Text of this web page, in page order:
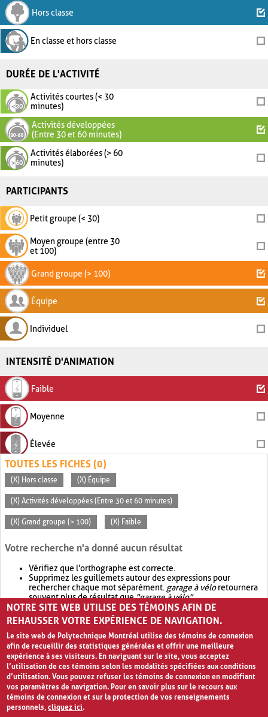
Hors classe
En classe et hors classe
DURÉE DE L'ACTIVITÉ
Activités courtes (< 30
minutes)
Activités développées
(Entre 30 et 60 minutes)
Activités élaborées (> 60
minutes)
PARTICIPANTS
Petit groupe (< 30)
Moyen groupe (entre 30
et 100)
Grand groupe (> 100)
Équipe
Individuel
INTENSITÉ D'ANIMATION
Faible
Moyenne
Élevée
TOUTES LES FICHES (0)
(X) Hors classe (X) Équipe
(X) Activités développées (Entre 30 et 60 minutes)
(X) Grand groupe (> 100) (X) Faible
Votre recherche n'a donné aucun résultat
Vérifiez que l'orthographe est correcte.
Supprimez les guillemets autour des expressions pour
rechercher chaque mot séparément. garage à véloretournera
souvent plus de résultat que"garage à vélo".
Envisagez d'élargir votre recherche avec OR.garage OR vélo
retournera souvent plus de résultat quegarage à vélo
NOTRE SITE WEB UTILISE DES TÉMOINS AFIN DE
REHAUSSER VOTRE EXPÉRIENCE DE NAVIGATION.
Le site web de Polytechnique Montréal utilise des témoins de connexion
afin de recueillir des statistiques générales et offrir une meilleure
expérience à ses visiteurs. En naviguant sur le site, vous acceptez
l’utilisation de ces témoins selon les modalités spécifiées aux conditions
d’utilisation. Vous pouvez refuser les témoins de connexion en modifiant
vos paramètres de navigation. Pour en savoir plus sur le recours aux
témoins de connexion et sur la protection de vos renseignements
personnels,cliquez ici.